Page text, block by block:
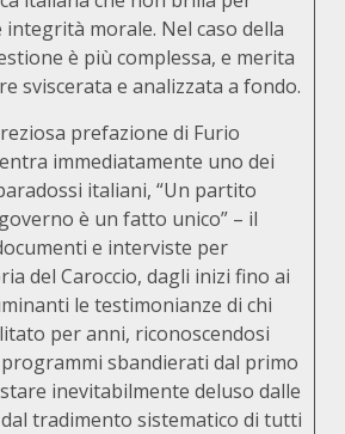
morale. Nel caso della
è più complessa, e merita
sviscerata e analizzata a fondo.
prefazione di Furio
immediatamente uno dei
italiani, “Un partito
è un fatto unico” – il
e interviste per
del Caroccio, dagli inizi fino ai
le testimonianze di chi
per anni, riconoscendosi
sbandierati dal primo
inevitabilmente deluso dalle
tradimento sistematico di tutti